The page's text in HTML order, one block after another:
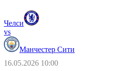
Челси
vs
Манчестер Сити
16.05.2026 10:00